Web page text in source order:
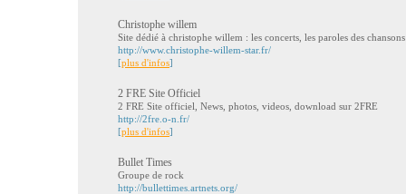
Christophe willem
Site dédié à christophe willem : les concerts, les paroles des
http://www.christophe-willem-star.fr/
[plus d'infos]
2 FRE Site Officiel
2 FRE Site officiel, News, photos, videos, download sur 2FRE
http://2fre.o-n.fr/
[plus d'infos]
Bullet Times
Groupe de rock
http://bullettimes.artnets.org/